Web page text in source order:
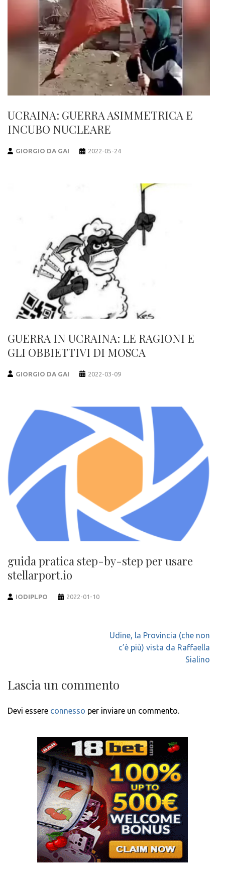
UCRAINA: GUERRA ASIMMETRICA E
INCUBO NUCLEARE
GIORGIO DA GAI 2022-05-24
GUERRA IN UCRAINA: LE RAGIONI E
GLI OBBIETTIVI DI MOSCA
GIORGIO DA GAI 2022-03-09
guida pratica step-by-step per usare
stellarport.io
IODIPLPO 2022-01-10
Udine, la Provincia (che non
c’è più) vista da Raffaella
Sialino
Lascia un commento
Devi essere connesso per inviare un commento.